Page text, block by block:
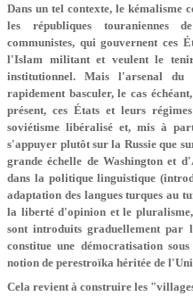
Dans un tel contexte, le kémalisme
les républiques touraniennes
communistes, qui gouvernent ces
l'Islam militant et veulent le
institutionnel. Mais l'arsenal
rapidement basculer, le cas
présent, ces États et leurs
soviétisme libéralisé et, mis à
s'appuyer plutôt sur la Russie que
grande échelle de Washington et
dans la politique linguistique
adaptation des langues turques au
la liberté d'opinion et le pluralisme,
sont introduits graduellement par
constitue une démocratisation
notion de perestroïka héritée de
Cela revient à construire les